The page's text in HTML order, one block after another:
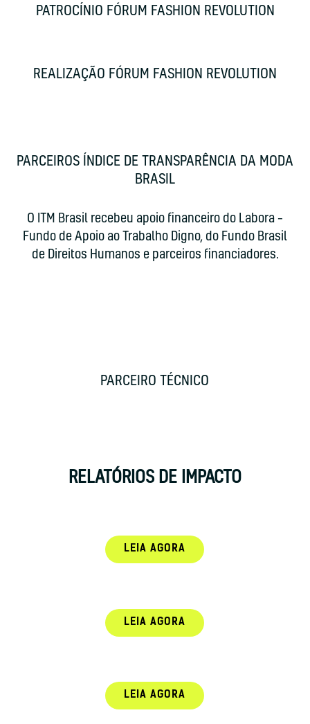
PATROCÍNIO FÓRUM FASHION REVOLUTION
REALIZAÇÃO FÓRUM FASHION REVOLUTION
PARCEIROS ÍNDICE DE TRANSPARÊNCIA DA MODA
BRASIL
O ITM Brasil recebeu apoio financeiro do Labora –
Fundo de Apoio ao Trabalho Digno, do Fundo Brasil
de Direitos Humanos e parceiros financiadores.
PARCEIRO TÉCNICO
RELATÓRIOS DE IMPACTO
LEIA AGORA
LEIA AGORA
LEIA AGORA